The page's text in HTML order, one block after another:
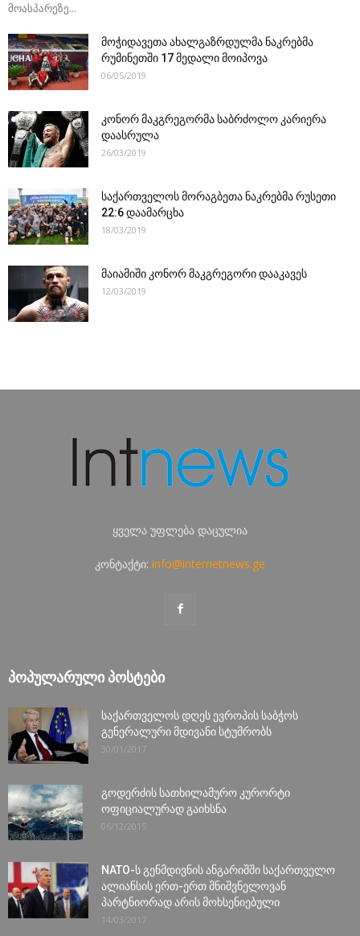
მოასპარეზე...
მოჭიდავეთა ახალგაზრდულმა ნაკრებმა
რუმინეთში 17 მედალი მოიპოვა
06/05/2019
კონორ მაკგრეგორმა საბრძოლო კარიერა
დაასრულა
26/03/2019
საქართველოს მორაგბეთა ნაკრებმა რუსეთი
22:6 დაამარცხა
18/03/2019
მაიამიში კონორ მაკგრეგორი დააკავეს
12/03/2019
ყველა უფლება დაცულია
კონტაქტი: info@internetnews.ge
ᲞᲝᲞᲣᲚᲐᲠᲣᲚᲘ ᲞᲝᲡᲢᲔᲑᲘ
საქართველოს დღეს ევროპის საბჭოს
გენერალური მდივანი სტუმრობს
30/01/2017
გოდერძის სათხილამურო კურორტი
ოფიციალურად გაიხსნა
06/12/2015
NATO-ს გენმდივნის ანგარიშში საქართველო
ალიანსის ერთ-ერთ მნიშვნელოვან
პარტნიორად არის მოხსენიებული
14/03/2017